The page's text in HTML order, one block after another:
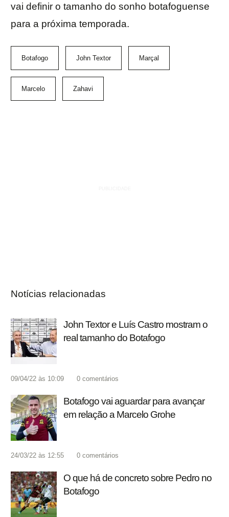
vai definir o tamanho do sonho botafoguense
para a próxima temporada.
Botafogo John Textor Marçal
Marcelo Zahavi
Notícias relacionadas
John Textor e Luís Castro mostram o
real tamanho do Botafogo
09/04/22 às 10:09 0 comentários
Botafogo vai aguardar para avançar
em relação a Marcelo Grohe
24/03/22 às 12:55 0 comentários
O que há de concreto sobre Pedro no
Botafogo